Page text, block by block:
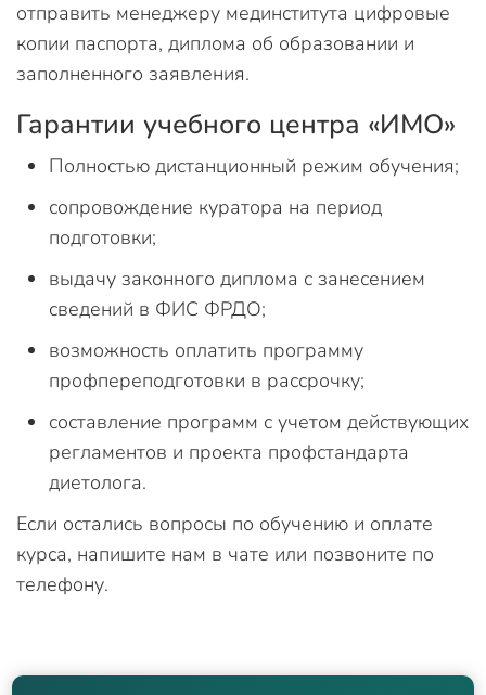
отправить менеджеру мединститута цифровые
копии паспорта, диплома об образовании и
заполненного заявления.
Гарантии учебного центра «ИМО»
Полностью дистанционный режим обучения;
сопровождение куратора на период
подготовки;
выдачу законного диплома с занесением
сведений в ФИС ФРДО;
возможность оплатить программу
профпереподготовки в рассрочку;
составление программ с учетом действующих
регламентов и проекта профстандарта
диетолога.
Если остались вопросы по обучению и оплате
курса, напишите нам в чате или позвоните по
телефону.